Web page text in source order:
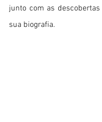
junto com as
sua biografia.